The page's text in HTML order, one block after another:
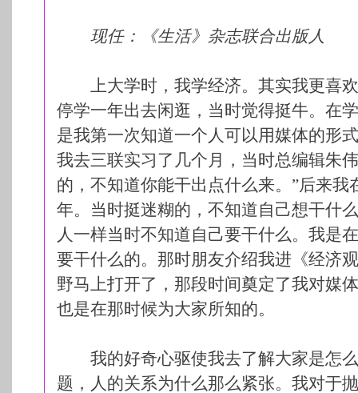
现任：《生活》杂志联合出版人
上大学时，我学经济。其实我更喜欢
停学一年出去闲逛，当时觉得挺牛。在
是我第一次知道一个人可以用媒体的形
我去三联实习了几个月，当时总编辑朱
的，不知道你能干出点什么来。”后来我
年。当时挺迷糊的，不知道自己想干什
人一样当时不知道自己要干什么。我是
要干什么的。那时朋友介绍我进《经济
野马上打开了，那段时间奠定了我对媒
也是在那时候为大家所知的。
我的好奇心驱使我去了解大家是怎么
题，人的关系为什么那么紧张。我对于